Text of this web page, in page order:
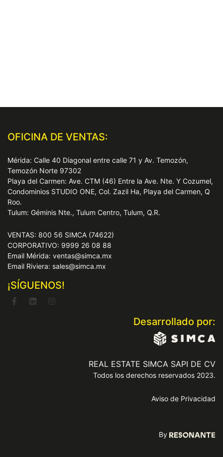
OFICINA DE VENTAS:
Mérida: Calle 40 Diagonal entre calle 71 y Av. Temozón,
Temozón Norte 97302
Playa del Carmen: Ave. CTM (46) Entre la Ave. Nte. Y Cozumel,
Condominios STUDIO ONE, Col. Zazil Ha, Playa del Carmen, Q
Roo.
Tulum: Géminis Nte., Tulum Centro, Tulum, Q.R.
VENTAS: 800 56 SIMCA (74622)
CORPORATIVO: 9999 26 08 88
Email Mérida: ventas@simca.mx
Email Riviera: sales@simca.mx
¡SÍGUENOS!
Desarrollado por:
REAL ESTATE SIMCA SAPI DE CV
Todos los derechos reservados 2023.
Aviso de Privacidad
By